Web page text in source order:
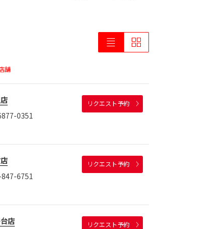
舗
0351
リクエスト予約
6751
リクエスト予約
店
リクエスト予約